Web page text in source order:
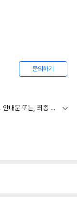
문의하기
사은품 스크레쳐에 조립방법 안내가 없습니다. 안내문 또는, 최종 조립형태 예시 이미지라도 부탁드립니다 감사합니다